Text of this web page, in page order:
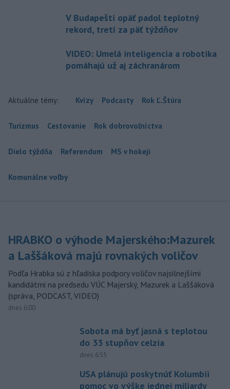
V Budapešti opäť padol teplotný
rekord, tretí za päť týždňov
VIDEO: Umelá inteligencia a robotika
pomáhajú už aj záchranárom
Aktuálne témy: Kvízy Podcasty Rok Ľ.Štúra
Turizmus Cestovanie Rok dobrovoľníctva
Dielo týždňa Referendum MS v hokeji
Komunálne voľby
HRABKO o výhode Majerského:Mazurek
a Laššáková majú rovnakých voličov
Podľa Hrabka sú z hľadiska podpory voličov najsilnejšími
kandidátmi na predsedu VÚC Majerský, Mazurek a Laššáková
(správa, PODCAST, VIDEO)
dnes 6:00
Sobota má byť jasná s teplotou
do 33 stupňov celzia
dnes 6:55
USA plánujú poskytnúť Kolumbii
pomoc vo výške jednej miliardy